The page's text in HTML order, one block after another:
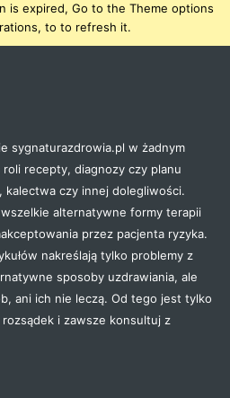
is expired, Go to the Theme options
to to refresh it.
sygnaturazdrowia.pl w żadnym
recepty, diagnozy czy planu
czy innej dolegliwości.
alternatywne formy terapii
przez pacjenta ryzyka.
nakreślają tylko problemy z
sposoby uzdrawiania, ale
ani ich nie leczą. Od tego jest tylko
rozsądek i zawsze konsultuj z